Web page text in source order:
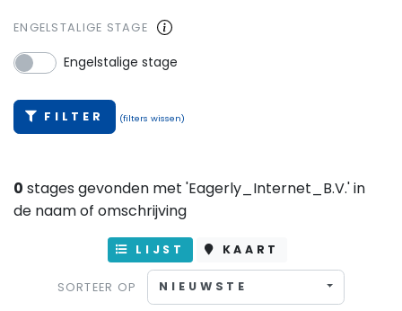
ENGELSTALIGE STAGE
Engelstalige stage
FILTER (filters wissen)
0 stages gevonden met 'Eagerly_Internet_B.V.' in
de naam of omschrijving
LIJST KAART
SORTEER OP NIEUWSTE